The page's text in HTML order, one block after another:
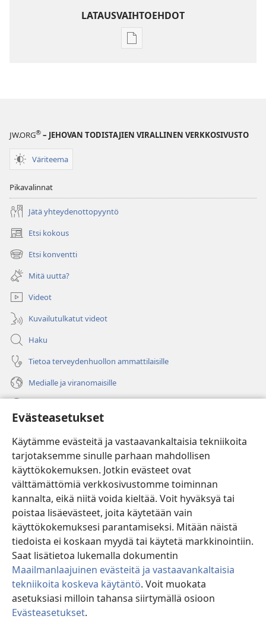
Evästeasetukset
Käytämme evästeitä ja vastaavankaltaisia tekniikoita
tarjotaksemme sinulle parhaan mahdollisen
käyttökokemuksen. Jotkin evästeet ovat
välttämättömiä verkkosivustomme toiminnan
kannalta, eikä niitä voida kieltää. Voit hyväksyä tai
poistaa lisäevästeet, joita käytetään vain
käyttökokemuksesi parantamiseksi. Mitään näistä
tiedoista ei koskaan myydä tai käytetä markkinointiin.
Saat lisätietoa lukemalla dokumentin
Maailmanlaajuinen evästeitä ja vastaavankaltaisia
tekniikoita koskeva käytäntö. Voit muokata
asetuksiasi milloin tahansa siirtymällä osioon
Evästeasetukset.
LATAUSVAIHTOEHDOT
Julkaisujen
JW.ORG® – JEHOVAN TODISTAJIEN VIRALLINEN VERKKOSIVUSTO
Väriteema
Pikavalinnat
Jätä yhteydenottopyyntö
Etsi kokous
(avaa
uuden
ikkunan)
Etsi konventti
(avaa
uuden
ikkunan)
Mitä uutta?
Videot
Kuvailutulkatut videot
Haku
Tietoa terveydenhuollon ammattilaisille
Medialle ja viranomaisille
(avaa
uuden
ikkunan)Vartiotornin VERKKOKIRJASTO
(avaa
uuden
ikkunan)JW Hub ®
(avaa
uuden
ikkunan)
®
Watchtower Library
Copyright
© 2026 Watch Tower Bible and Tract Society of Pennsylvania.
KÄYTTÖEHDOT|TIETOSUOJAKÄYTÄNTÖ